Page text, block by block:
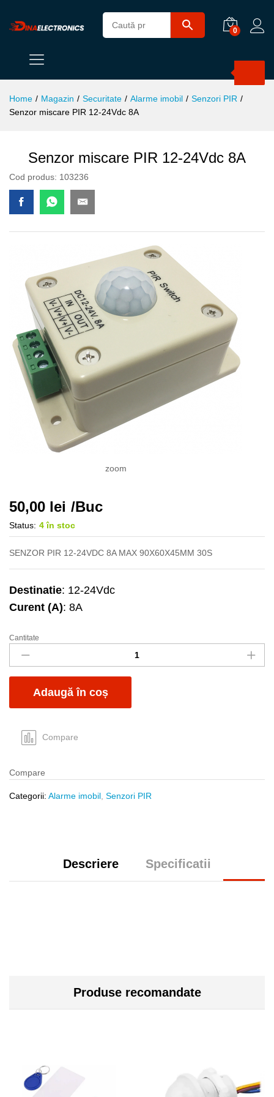
0
Home / Magazin / Securitate / Alarme imobil / Senzori PIR /
Senzor miscare PIR 12-24Vdc 8A
Senzor miscare PIR 12-24Vdc 8A
Cod produs: 103236
zoom
50,00 lei /Buc
Status: 4 în stoc
SENZOR PIR 12-24VDC 8A MAX 90X60X45MM 30S
Destinatie: 12-24Vdc
Curent (A): 8A
Senzor
miscare
PIR
12-
8A
Cantitate
Adaugă în coș
Compare
Compare
Categorii: Alarme imobil Senzori PIR
Descriere Specificatii
Produse recomandate